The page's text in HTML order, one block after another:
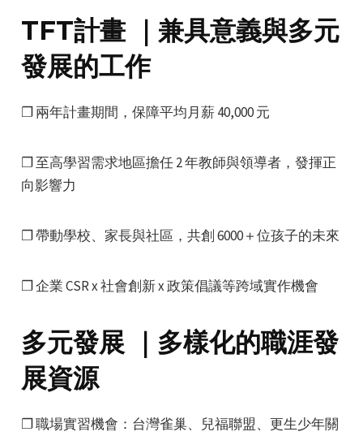
TFT計畫 ｜兼具意義與多元
發展的工作
❐ 兩年計畫期間，保障平均月薪 40,000 元
❐ 至高學習需求地區擔任 2 年教師與領導者，發揮正
向影響力
❐ 帶動學校、家長與社區，共創 6000＋位孩子的未來
❐ 企業 CSR x 社會創新 x 政策倡議等跨域實作機會
多元發展 ｜多樣化的職涯發
展資源
❐ 職場實習機會：台灣雀巢、兒福聯盟、更生少年關